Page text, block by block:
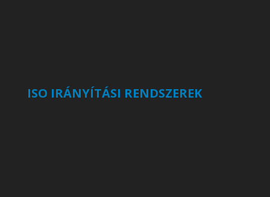
ISO IRÁNYÍTÁSI RENDSZEREK